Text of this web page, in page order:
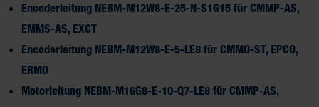
Encoderleitung NEBM-M12W8-E-25-N-S1G15 für CMMP-AS,
EMMS-AS, EXCT
Encoderleitung NEBM-M12W8-E-5-LE8 für CMMO-ST, EPCO,
ERMO
Motorleitung NEBM-M16G8-E-10-Q7-LE8 für CMMP-AS,